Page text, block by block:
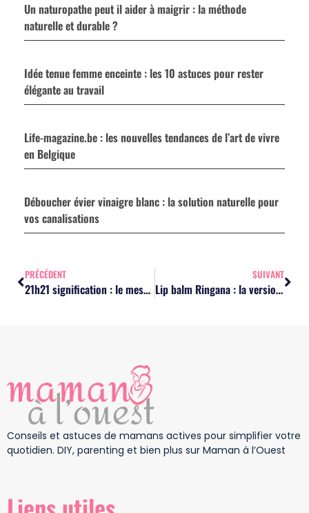
Un naturopathe peut il aider à maigrir : la méthode
naturelle et durable ?
Idée tenue femme enceinte : les 10 astuces pour rester
élégante au travail
Life-magazine.be : les nouvelles tendances de l’art de vivre
en Belgique
Déboucher évier vinaigre blanc : la solution naturelle pour
vos canalisations
PRÉCÉDENT
21h21 signification : le message de réussite pour vos projets personnels ?
SUIVANT
Lip balm Ringana : la version Classic ou Rosé, laquelle choisir ?
Conseils et astuces de mamans actives pour simplifier votre
quotidien. DIY, parenting et bien plus sur Maman à l’Ouest